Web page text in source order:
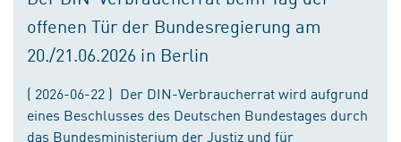
offenen Tür der Bundesregierung am
20./21.06.2026 in Berlin
( 2026-06-22 ) Der DIN-Verbraucherrat wird aufgrund
eines Beschlusses des Deutschen Bundestages durch
das Bundesministerium der Justiz und für